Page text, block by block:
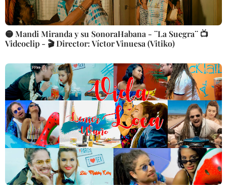
🟡 Mandi Miranda y su SonoraHabana - ¨La Suegra¨ 📺
Videoclip - 🎬 Director: Víctor Vinuesa (Vitiko)